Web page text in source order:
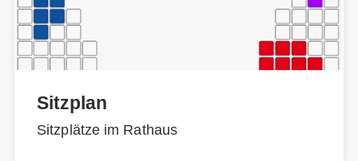
Sitzplan
Sitzplätze im Rathaus